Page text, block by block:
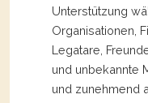
Unterstützung
Organisationen,
Legatare,
und unbekannte
und zunehmend